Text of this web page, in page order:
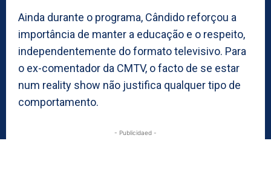
Ainda durante o programa, Cândido reforçou a
importância de manter a educação e o respeito,
independentemente do formato televisivo. Para
o ex-comentador da CMTV, o facto de se estar
num reality show não justifica qualquer tipo de
comportamento.
- Publicidaed -